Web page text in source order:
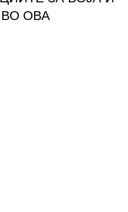
ОВА